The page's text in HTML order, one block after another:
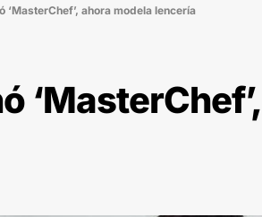
‘MasterChef’, ahora modela lencería